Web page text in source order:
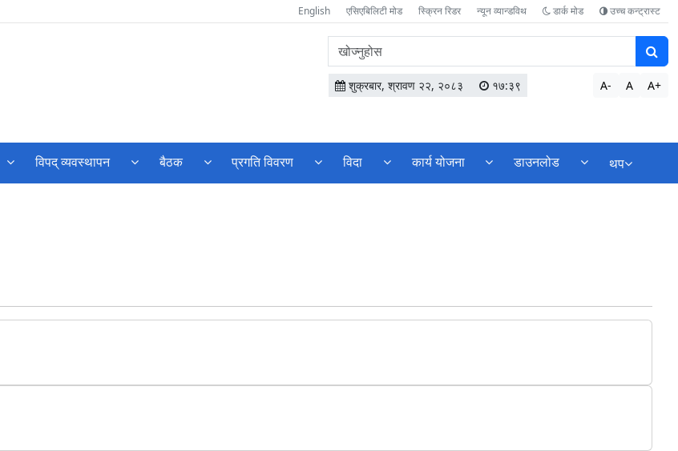
English एसिएबिलिटी मोड स्क्रिन रिडर न्यून व्यान्डविथ डार्क मोड उच्च कन्ट्रास्ट
वेबसाइटमा
सामग्री
खोज्नुहोस
शुक्रबार, श्रावण २२, २०८३ १७:३९ A- A A+
विपद् व्यवस्थापन बैठक प्रगति विवरण विदा कार्य योजना डाउनलोड थप